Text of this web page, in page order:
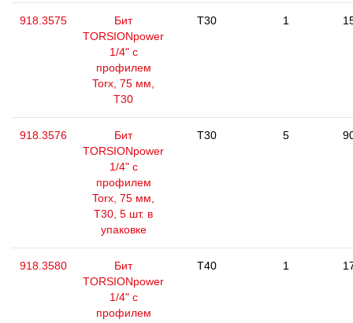
918.3575
Бит
TORSIONpower
1/4" с
профилем
Torx, 75 мм,
Т30
T30 1
918.3576
Бит
TORSIONpower
1/4" с
профилем
Torx, 75 мм,
Т30, 5 шт. в
упаковке
T30 5
918.3580
Бит
TORSIONpower
1/4" с
профилем
T40 1